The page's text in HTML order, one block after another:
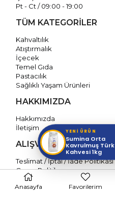
Pt - Ct / 09:00 - 19:00
TÜM KATEGORİLER
Kahvaltılık
Atıştırmalık
İçecek
Temel Gıda
Pastacılık
Sağlıklı Yaşam Ürünleri
HAKKIMIZDA
Hakkımızda
İletişim
ALIŞVERİŞ BİLGİLERİ
Teslimat / İptal / İade Politikası
Çerez Politikası
Mesafeli Satış Sözleşmesi
Gizlilik Politikası
YENİ ÜRÜN
Sumina Orta
Kavrulmuş Türk
Kahvesi 1kg
Anasayfa Favorilerim